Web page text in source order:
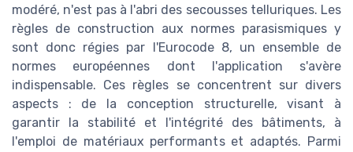
modéré, n'est pas à l'abri des secousses telluriques. Les
règles de construction aux normes parasismiques y
sont donc régies par l'Eurocode 8, un ensemble de
normes européennes dont l'application s'avère
indispensable. Ces règles se concentrent sur divers
aspects : de la conception structurelle, visant à
garantir la stabilité et l'intégrité des bâtiments, à
l'emploi de matériaux performants et adaptés. Parmi